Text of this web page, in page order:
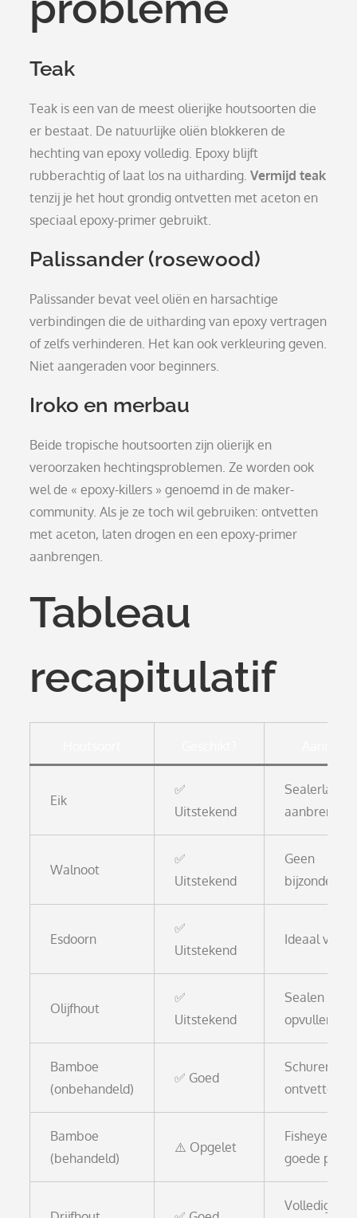
Teak
Teak is een van de meest olierijke houtsoorten die
er bestaat. De natuurlijke oliën blokkeren de
hechting van epoxy volledig. Epoxy blijft
rubberachtig of laat los na uitharding.Vermijd teak
tenzij je het hout grondig ontvetten met aceton en
speciaal epoxy-primer gebruikt.
Palissander (rosewood)
Palissander bevat veel oliën en harsachtige
verbindingen die de uitharding van epoxy vertragen
of zelfs verhinderen. Het kan ook verkleuring geven.
Niet aangeraden voor beginners.
Iroko en merbau
Beide tropische houtsoorten zijn olierijk en
veroorzaken hechtingsproblemen. Ze worden ook
wel de « epoxy-killers » genoemd in de maker-
community. Als je ze toch wil gebruiken: ontvetten
met aceton, laten drogen en een epoxy-primer
aanbrengen.
Tableau
recapitulatif
Eik
✅
Uitstekend
Sealerlaag
aanbrengen
Walnoot
✅
Uitstekend
Geen
Esdoorn
✅
Uitstekend
Ideaal voor
Olijfhout
✅
Uitstekend
Sealen +
opvullen
Bamboe
(onbehandeld)
✅ Goed
Schuren +
ontvetten
Bamboe
(behandeld)
⚠️ Opgelet
Fisheyes
goede prep
Volledig